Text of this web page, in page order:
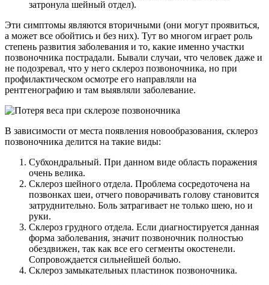
затронула шейный отдел).
Эти симптомы являются вторичными (они могут проявиться,
а может все обойтись и без них). Тут во многом играет роль
степень развития заболевания и то, какие именно участки
позвоночника пострадали. Бывали случаи, что человек даже и
не подозревал, что у него склероз позвоночника, но при
профилактическом осмотре его направляли на
рентгенографию и там выявляли заболевание.
В зависимости от места появления новообразования, склероз
позвоночника делится на такие виды:
Субхондральный. При данном виде область поражения
очень велика.
Склероз шейного отдела. Проблема сосредоточена на
позвонках шеи, отчего поворачивать голову становится
затруднительно. Боль затрагивает не только шею, но и
руки.
Склероз грудного отдела. Если диагностируется данная
форма заболевания, значит позвоночник полностью
обездвижен, так как все его сегменты окостенели.
Сопровождается сильнейшей болью.
Склероз замыкательных пластинок позвоночника.